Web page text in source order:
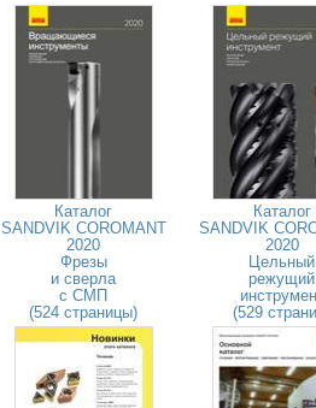
Каталог
SANDVIK COROMANT
2020
Фрезы
и сверла
с СМП
(524 страницы)
Каталог
SANDVIK
2020
Цельный
режущий
(529